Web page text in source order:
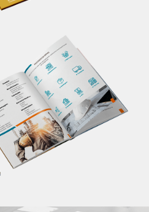
sobre seu
lugar, de maneira
impacta em